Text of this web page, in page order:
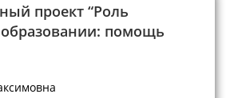
проект “Роль
помощь